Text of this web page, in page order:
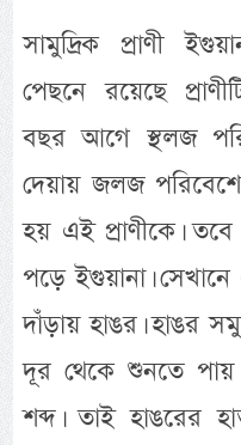
সামুদ্রিক প্রাণী
পেছনে রয়েছে
বছর আগে স্থলজ
দেয়ায় জলজ
হয় এই প্রাণীকে।
পড়ে ইগুয়ানা। সেখানে
দাঁড়ায় হাঙর। হাঙর
দূর থেকে শুনতে পায়
শব্দ। তাই হাঙরের